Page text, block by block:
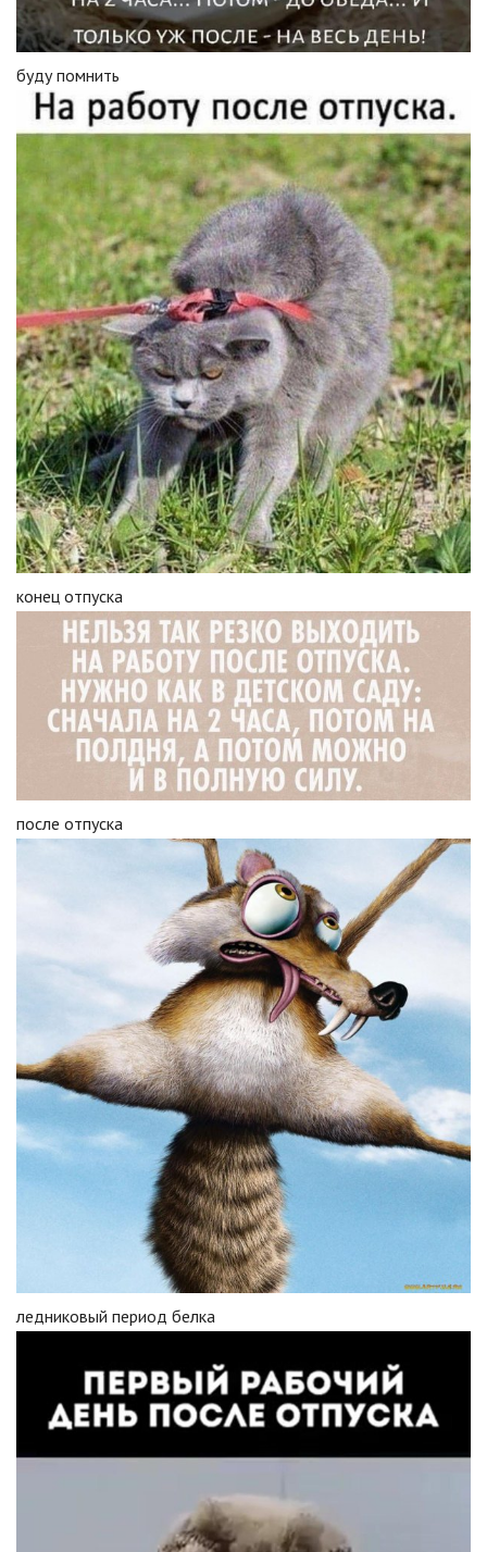
буду помнить
конец отпуска
после отпуска
ледниковый период белка